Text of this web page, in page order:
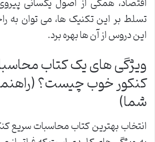
تسلط بر این تکنیک ها، می توان به
این دروس از آن ها بهره برد.
ویژگی های یک کتاب
کنکور خوب چیست؟
شما)
انتخاب بهترین کتاب محاسبات سریع